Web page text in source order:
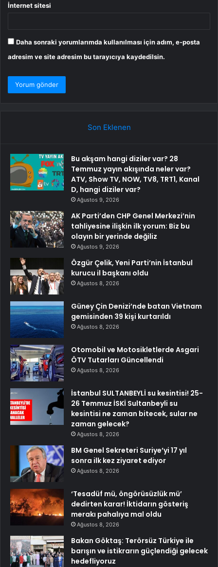
İnternet sitesi
Daha sonraki yorumlarımda kullanılması için adım, e-posta
adresim ve site adresim bu tarayıcıya kaydedilsin.
Son Eklenen
Bu akşam hangi diziler var? 28
Temmuz yayın akışında neler var?
ATV, Show TV, NOW, TV8, TRT1, Kanal
D, hangi diziler var?
Ağustos 9, 2026
AK Parti’den CHP Genel Merkezi’nin
tahliyesine ilişkin ilk yorum: Biz bu
olayın bir yerinde değiliz
Ağustos 9, 2026
Özgür Çelik, Yeni Parti’nin İstanbul
kurucu il başkanı oldu
Ağustos 8, 2026
Güney Çin Denizi’nde batan Vietnam
gemisinden 39 kişi kurtarıldı
Ağustos 8, 2026
Otomobil ve Motosikletlerde Asgari
ÖTV Tutarları Güncellendi
Ağustos 8, 2026
İstanbul SULTANBEYLİ su kesintisi! 25-
26 Temmuz İSKİ Sultanbeyli su
kesintisi ne zaman bitecek, sular ne
zaman gelecek?
Ağustos 8, 2026
BM Genel Sekreteri Suriye’yi 17 yıl
sonra ilk kez ziyaret ediyor
Ağustos 8, 2026
‘Tesadüf mü, öngörüsüzlük mü’
dedirten karar! İktidarın gösteriş
merakı pahalıya mal oldu
Ağustos 8, 2026
Bakan Göktaş: Terörsüz Türkiye ile
barışın ve istikrarın güçlendiği gelecek
hedefliyoruz